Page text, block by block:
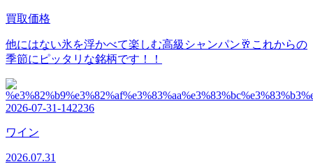
買取価格
他にはない氷を浮かべて楽しむ高級シャンパン🥂これからの
季節にピッタリな銘柄です！！
ワイン
2026.07.31